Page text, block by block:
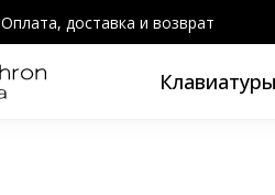
Оплата, доставка и возврат